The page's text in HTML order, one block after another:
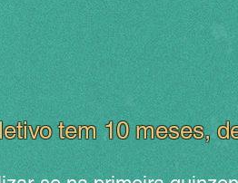
tem 10 meses,